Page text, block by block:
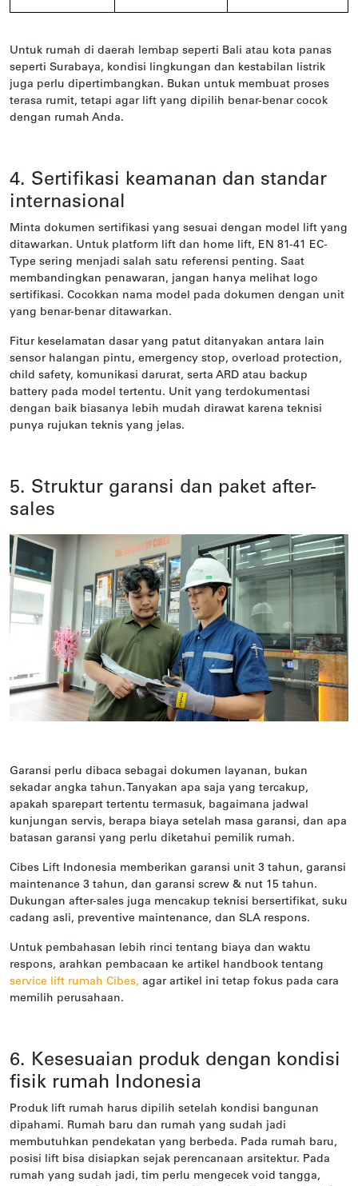
Untuk rumah di daerah lembap seperti Bali atau kota panas
seperti Surabaya, kondisi lingkungan dan kestabilan listrik
juga perlu dipertimbangkan. Bukan untuk membuat proses
terasa rumit, tetapi agar lift yang dipilih benar-benar cocok
dengan rumah Anda.
4. Sertifikasi keamanan dan standar
internasional
Minta dokumen sertifikasi yang sesuai dengan model lift yang
ditawarkan. Untuk platform lift dan home lift, EN 81-41 EC-
Type sering menjadi salah satu referensi penting. Saat
membandingkan penawaran, jangan hanya melihat logo
sertifikasi. Cocokkan nama model pada dokumen dengan unit
yang benar-benar ditawarkan.
Fitur keselamatan dasar yang patut ditanyakan antara lain
sensor halangan pintu, emergency stop, overload protection,
child safety, komunikasi darurat, serta ARD atau backup
battery pada model tertentu. Unit yang terdokumentasi
dengan baik biasanya lebih mudah dirawat karena teknisi
punya rujukan teknis yang jelas.
5. Struktur garansi dan paket after-
sales
Garansi perlu dibaca sebagai dokumen layanan, bukan
sekadar angka tahun. Tanyakan apa saja yang tercakup,
apakah sparepart tertentu termasuk, bagaimana jadwal
kunjungan servis, berapa biaya setelah masa garansi, dan apa
batasan garansi yang perlu diketahui pemilik rumah.
Cibes Lift Indonesia memberikan garansi unit 3 tahun, garansi
maintenance 3 tahun, dan garansi screw & nut 15 tahun.
Dukungan after-sales juga mencakup teknisi bersertifikat, suku
cadang asli, preventive maintenance, dan SLA respons.
Untuk pembahasan lebih rinci tentang biaya dan waktu
respons, arahkan pembacaan ke artikel handbook tentang
service lift rumah Cibes, agar artikel ini tetap fokus pada cara
memilih perusahaan.
6. Kesesuaian produk dengan kondisi
fisik rumah Indonesia
Produk lift rumah harus dipilih setelah kondisi bangunan
dipahami. Rumah baru dan rumah yang sudah jadi
membutuhkan pendekatan yang berbeda. Pada rumah baru,
posisi lift bisa disiapkan sejak perencanaan arsitektur. Pada
rumah yang sudah jadi, tim perlu mengecek void tangga,